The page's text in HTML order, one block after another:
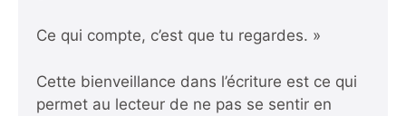
Ce qui compte, c’est que tu regardes. »
Cette bienveillance dans l’écriture est ce qui
permet au lecteur de ne pas se sentir en